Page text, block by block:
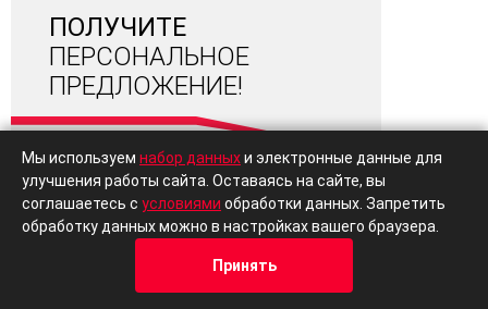
ПОЛУЧИТЕ
ПЕРСОНАЛЬНОЕ
ПРЕДЛОЖЕНИЕ!
Покупка в кредит
с максимальной выгодой!
Обмен по Trade-in
с выгодой до 400 000 ₽
Мы используем набор данныхи электронные данные для
улучшения работы сайта. Оставаясь на сайте, вы
соглашаетесь с условиями обработки данных. Запретить
обработку данных можно в настройках вашего браузера.
Принять
Отзывы Позвонить Адрес